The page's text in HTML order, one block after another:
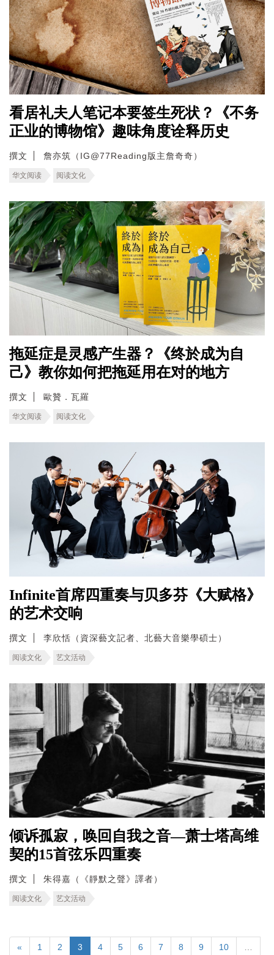
看居礼夫人笔记本要签生死状？《不务
正业的博物馆》趣味角度诠释历史
撰文 詹亦筑（IG@77Reading版主詹奇奇）
华文阅读 阅读文化
拖延症是灵感产生器？《终於成为自
己》教你如何把拖延用在对的地方
撰文 歐贊．瓦羅
华文阅读 阅读文化
Infinite首席四重奏与贝多芬《大赋格》
的艺术交响
撰文 李欣恬（資深藝文記者、北藝大音樂學碩士）
阅读文化 艺文活动
倾诉孤寂，唤回自我之音—萧士塔高维
契的15首弦乐四重奏
撰文 朱得嘉（《靜默之聲》譯者）
阅读文化 艺文活动
« 1 2 3 4 5 6 7 8 9 10